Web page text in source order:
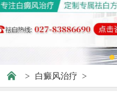
> 白癜风治疗 >